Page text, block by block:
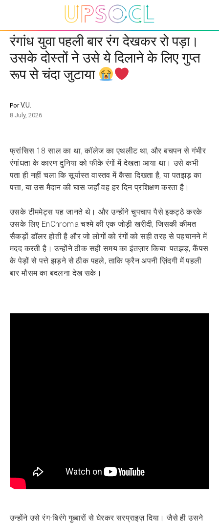
रंगांध युवा पहली बार रंग देखकर रो पड़ा।
उसके दोस्तों ने उसे ये दिलाने के लिए गुप्त
रूप से चंदा जुटाया
PorV.U.
8 July, 2026
फ्रांसिस 18 साल का था, कॉलेज का एथलीट था, और बचपन से गंभीर
रंगांधता के कारण दुनिया को फीके रंगों में देखता आया था। उसे कभी
पता ही नहीं चला कि सूर्यास्त वास्तव में कैसा दिखता है, या पतझड़ का
पत्ता, या उस मैदान की घास जहाँ वह हर दिन प्रशिक्षण करता है।
उसके टीममेट्स यह जानते थे। और उन्होंने चुपचाप पैसे इकट्ठे करके
उसके लिए EnChroma चश्मे की एक जोड़ी खरीदी, जिसकी कीमत
सैकड़ों डॉलर होती है और जो लोगों को रंगों को सही तरह से पहचानने में
मदद करती है। उन्होंने ठीक सही समय का इंतज़ार किया: पतझड़, कैंपस
के पेड़ों से पत्ते झड़ने से ठीक पहले, ताकि फ्रैन अपनी ज़िंदगी में पहली
बार मौसम का बदलना देख सके।
उन्होंने उसे रंग-बिरंगे गुब्बारों से घेरकर सरप्राइज़ दिया। जैसे ही उसने